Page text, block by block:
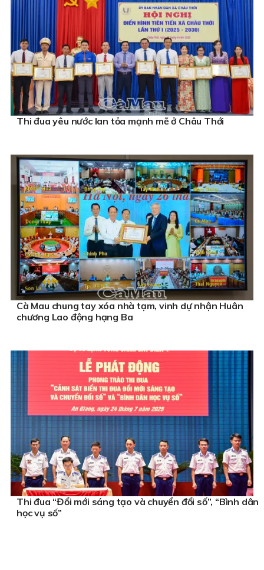
Thi đua yêu nước lan tỏa mạnh mẽ ở Châu Thới
Cà Mau chung tay xóa nhà tạm, vinh dự nhận Huân
chương Lao động hạng Ba
Thi đua “Đổi mới sáng tạo và chuyển đổi số”, “Bình dân
học vụ số”